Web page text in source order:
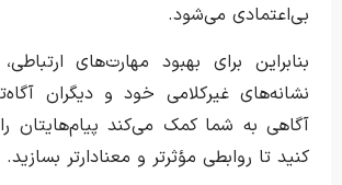
بی‌اعتمادی می‌شود.
بنابراین برای بهبود مهارت‌های
نشانه‌های غیرکلامی خود و دیگران
آگاهی به شما کمک می‌کند پیام‌هایتان
کنید تا روابطی مؤثرتر و معنادارتر بسازید.